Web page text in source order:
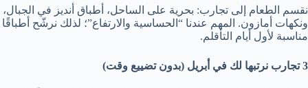
نقسم الطعام إلى تجارب: بحرية على الساحل، أطباق أنديز في الجبال،
ونكهات أمازون. المهم عندنا “الحساسية والارتفاع”؛ لذلك نرشّح أطباقًا
مناسبة لأول أيام التأقلم.
3 تجارب نرتبها لك في أبريل (بدون تضييع وقت)